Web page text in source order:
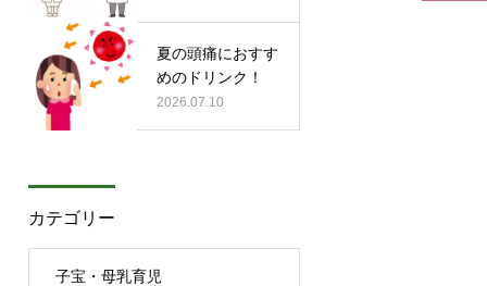
夏の頭痛におすす
めのドリンク！
2026.07.10
カテゴリー
子宝・母乳育児